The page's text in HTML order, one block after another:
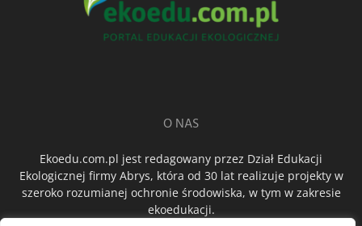
O NAS
Ekoedu.com.pl jest redagowany przez Dział Edukacji
Ekologicznej firmy Abrys, która od 30 lat realizuje projekty w
szeroko rozumianej ochronie środowiska, w tym w zakresie
ekoedukacji.